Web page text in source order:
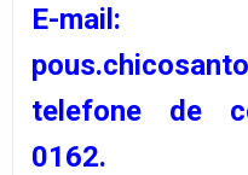
E-mail:
telefone de
0162.